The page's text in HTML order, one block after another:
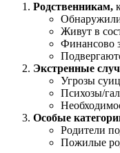
Родственникам,
Живут в
Финансово
Экстренные
Угрозы
Психозы/
Особые
Родители
Пожилые